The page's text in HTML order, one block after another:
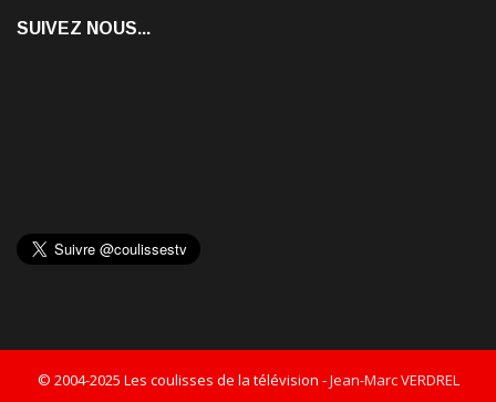
SUIVEZ NOUS...
© 2004-2025 Les coulisses de la télévision -Jean-Marc VERDREL